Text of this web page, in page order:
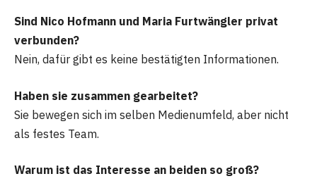
Sind Nico Hofmann und Maria Furtwängler privat
verbunden?
Nein, dafür gibt es keine bestätigten Informationen.
Haben sie zusammen gearbeitet?
Sie bewegen sich im selben Medienumfeld, aber nicht
als festes Team.
Warum ist das Interesse an beiden so groß?